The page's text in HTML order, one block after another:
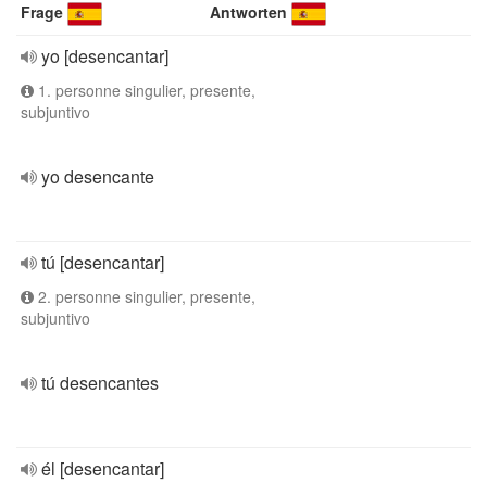
Frage Antworten
yo [desencantar]
1. personne singulier, presente,
subjuntivo
yo desencante
tú [desencantar]
2. personne singulier, presente,
subjuntivo
tú desencantes
él [desencantar]